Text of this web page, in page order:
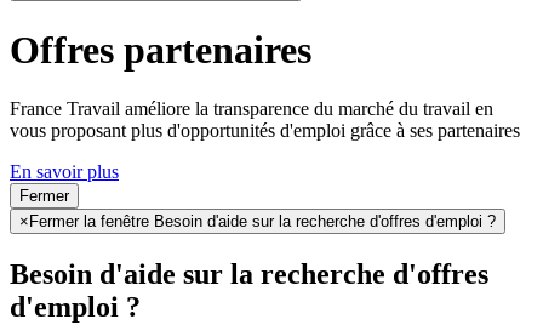
Offres partenaires
France Travail améliore la transparence du marché du travail en
vous proposant plus d'opportunités d'emploi grâce à ses partenaires
En savoir plus
Fermer
× Fermer la fenêtre Besoin d'aide sur la recherche d'offres d'emploi ?
Besoin d'aide sur la recherche d'offres
d'emploi ?